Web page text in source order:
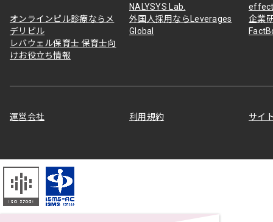
NALYSYS Lab.
オンラインピル診療ならメ
デリピル
外国人採用ならLeverages
Global
企業
レバウェル保育士 保育士向
けお役立ち情報
運営会社 利用規約 サイ